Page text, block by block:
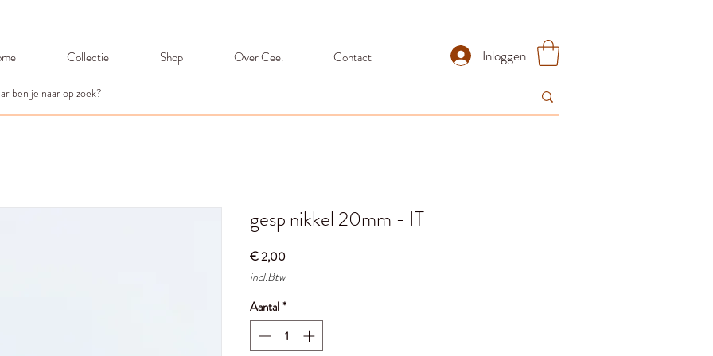
Inloggen
Collectie Shop Over Cee. Contact
gesp nikkel 20mm - IT
€ 2,00Prijs
incl.Btw
Aantal*